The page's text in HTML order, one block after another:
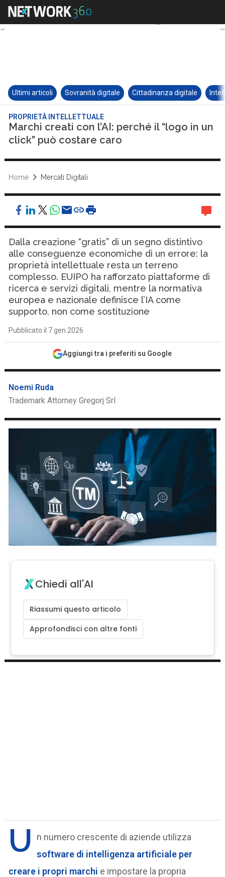
Ultimi articoli Sovranità digitale Cittadinanza digitale
PROPRIETÀ INTELLETTUALE
Marchi creati con l’AI: perché il “logo in un
click” può costare caro
Home Mercati Digitali
Dalla creazione “gratis” di un segno distintivo
alle conseguenze economiche di un errore: la
proprietà intellettuale resta un terreno
complesso. EUIPO ha rafforzato piattaforme di
ricerca e servizi digitali, mentre la normativa
europea e nazionale definisce l’IA come
supporto, non come sostituzione
Pubblicato il 7 gen 2026
Aggiungi tra i preferiti su Google
Noemi Ruda
Trademark Attorney Gregorj Srl
Chiedi all'AI
Riassumi questo articolo
Approfondisci con altre fonti
U
n numero crescente di aziende utilizza
software di intelligenza artificiale per
creare i propri marchi e impostare la propria